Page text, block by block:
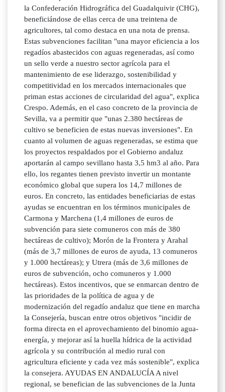
la Confederación Hidrográfica del Guadalquivir (CHG),
beneficiándose de ellas cerca de una treintena de
agricultores, tal como destaca en una nota de prensa.
Estas subvenciones facilitan "una mayor eficiencia a los
regadíos abastecidos con aguas regeneradas, así como
un sello verde a nuestro sector agrícola para el
mantenimiento de ese liderazgo, sostenibilidad y
competitividad en los mercados internacionales que
priman estas acciones de circularidad del agua", explica
Crespo. Además, en el caso concreto de la provincia de
Sevilla, va a permitir que "unas 2.380 hectáreas de
cultivo se beneficien de estas nuevas inversiones". En
cuanto al volumen de aguas regeneradas, se estima que
los proyectos respaldados por el Gobierno andaluz
aportarán al campo sevillano hasta 3,5 hm3 al año. Para
ello, los regantes tienen previsto invertir un montante
económico global que supera los 14,7 millones de
euros. En concreto, las entidades beneficiarias de estas
ayudas se encuentran en los términos municipales de
Carmona y Marchena (1,4 millones de euros de
subvención para siete comuneros con más de 380
hectáreas de cultivo); Morón de la Frontera y Arahal
(más de 3,7 millones de euros de ayuda, 13 comuneros
y 1.000 hectáreas); y Utrera (más de 3,6 millones de
euros de subvención, ocho comuneros y 1.000
hectáreas). Estos incentivos, que se enmarcan dentro de
las prioridades de la política de agua y de
modernización del regadío andaluz que tiene en marcha
la Consejería, buscan entre otros objetivos "incidir de
forma directa en el aprovechamiento del binomio agua-
energía, y mejorar así la huella hídrica de la actividad
agrícola y su contribución al medio rural con
agricultura eficiente y cada vez más sostenible", explica
la consejera. AYUDAS EN ANDALUCÍA A nivel
regional, se benefician de las subvenciones de la Junta